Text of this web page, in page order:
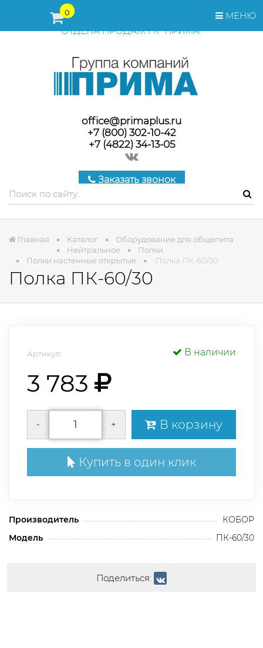
МЕНЮ
0
ПЕРЕД ОФОРМЛЕНИЕМ ЗАКАЗА, СТОИМОСТЬ И СРОКИ
ПОСТАВКИ ТОВАРА УТОЧНЯЙТЕ У МЕНЕДЖЕРОВ
ОТДЕЛА ПРОДАЖ ГК "ПРИМА"
office@primaplus.ru
+7 (800) 302-10-42
+7 (4822) 34-13-05
Заказать звонок
Главная Каталог
Оборудование для общепита
Нейтральное
Полки
Полки настенные открытые
Полка ПК-60/30
Полка ПК-60/30
Артикул: В наличии
3 783
- + В корзину
Купить в один клик
Производитель
КОБОР
Модель
ПК-60/30
Поделиться: